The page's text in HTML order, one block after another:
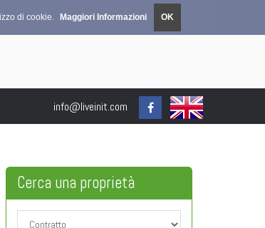
info@liveinit.com
Cerca una proprietà
di cookie. Maggiori Informazioni OK